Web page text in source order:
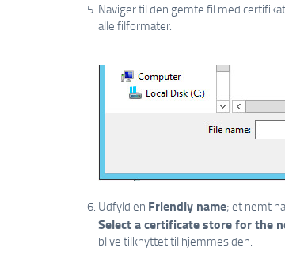
Naviger til den gemte fil med
alle filformater.
Udfyld en Friendly name; et nemt
Select a certificate store for the
blive tilknyttet til hjemmesiden.